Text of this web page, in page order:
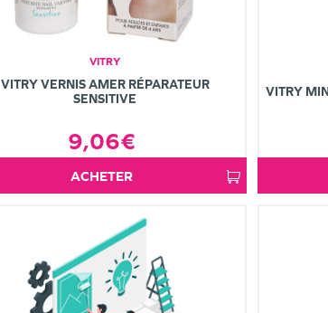
VITRY
VITRY VERNIS AMER RÉPARATEUR
SENSITIVE
9,06€
ACHETER
VITRY